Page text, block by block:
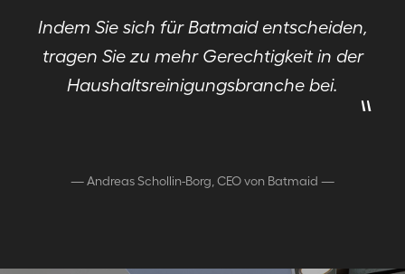
Indem Sie sich für Batmaid entscheiden,
tragen Sie zu mehr Gerechtigkeit in der
Haushaltsreinigungsbranche bei.
"
—Andreas Schollin-Borg, CEO von Batmaid —